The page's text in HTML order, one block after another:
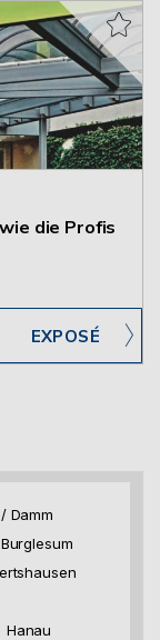
die Profis
Damm
Hanau